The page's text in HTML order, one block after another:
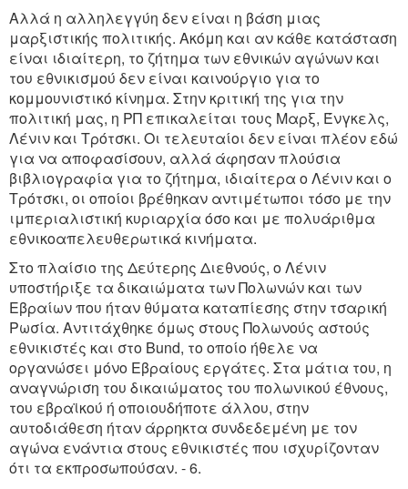
Αλλά η αλληλεγγύη δεν είναι η βάση μιας
μαρξιστικής πολιτικής. Ακόμη και αν κάθε κατάσταση
είναι ιδιαίτερη, το ζήτημα των εθνικών αγώνων και
του εθνικισμού δεν είναι καινούργιο για το
κομμουνιστικό κίνημα. Στην κριτική της για την
πολιτική μας, η ΡΠ επικαλείται τους Μαρξ, Ένγκελς,
Λένιν και Τρότσκι. Οι τελευταίοι δεν είναι πλέον εδώ
για να αποφασίσουν, αλλά άφησαν πλούσια
βιβλιογραφία για το ζήτημα, ιδιαίτερα ο Λένιν και ο
Τρότσκι, οι οποίοι βρέθηκαν αντιμέτωποι τόσο με την
ιμπεριαλιστική κυριαρχία όσο και με πολυάριθμα
εθνικοαπελευθερωτικά κινήματα.
Στο πλαίσιο της Δεύτερης Διεθνούς, ο Λένιν
υποστήριξε τα δικαιώματα των Πολωνών και των
Εβραίων που ήταν θύματα καταπίεσης στην τσαρική
Ρωσία. Αντιτάχθηκε όμως στους Πολωνούς αστούς
εθνικιστές και στο Bund, το οποίο ήθελε να
οργανώσει μόνο Εβραίους εργάτες. Στα μάτια του, η
αναγνώριση του δικαιώματος του πολωνικού έθνους,
του εβραϊκού ή οποιουδήποτε άλλου, στην
αυτοδιάθεση ήταν άρρηκτα συνδεδεμένη με τον
αγώνα ενάντια στους εθνικιστές που ισχυρίζονταν
ότι τα εκπροσωπούσαν. - 6.